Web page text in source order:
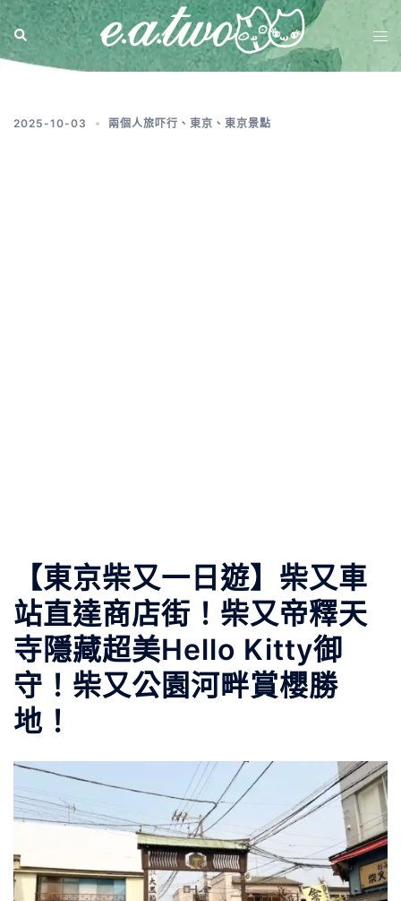
2025-10-03 兩個人旅吓行 、 東京 、 東京景點
【東京柴又一日遊】柴又車
站直達商店街！柴又帝釋天
寺隱藏超美Hello Kitty御
守！柴又公園河畔賞櫻勝
地！